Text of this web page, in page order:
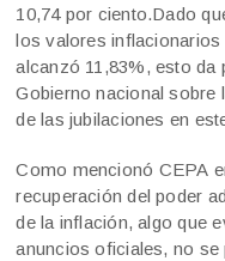
10,74 por ciento.Dado
los valores inflacionarios
alcanzó 11,83%, esto da
Gobierno nacional sobre
de las jubilaciones en
Como mencionó CEPA
recuperación del poder
de la inflación, algo que
anuncios oficiales, no se